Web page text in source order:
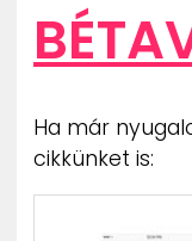
Ha már
cikkünket is: